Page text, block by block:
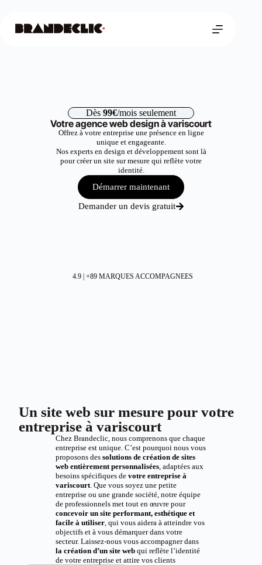
Dès 99€/mois seulement
Votre agence web design à variscourt
Offrez à votre entreprise une présence en ligne
unique et engageante.
Nos experts en design et développement sont là
pour créer un site sur mesure qui reflète votre
identité.
Démarrer maintenant
Demander un devis gratuit
4.9 | +89 MARQUES ACCOMPAGNEES
Un site web sur mesure pour votre
entreprise à variscourt
Chez Brandeclic, nous comprenons que chaque
entreprise est unique. C’est pourquoi nous vous
proposons des solutions de création de sites
web entièrement personnalisées, adaptées aux
besoins spécifiques de votre entreprise à
variscourt. Que vous soyez une petite
entreprise ou une grande société, notre équipe
de professionnels met tout en œuvre pour
concevoir un site performant, esthétique et
facile à utiliser, qui vous aidera à atteindre vos
objectifs et à vous démarquer dans votre
secteur. Laissez-nous vous accompagner dans
la création d’un site webqui reflète l’identité
de votre entreprise et attire vos clients